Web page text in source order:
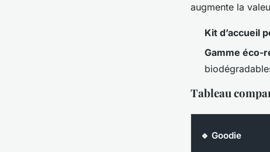
augmente la
Kit d’accueil
Gamme éco-
Tableau
🔹 Goodie